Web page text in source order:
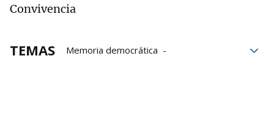
Convivencia
TEMAS
Memoria democrática